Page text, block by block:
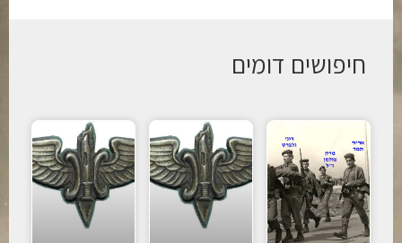
חיפושים דומים